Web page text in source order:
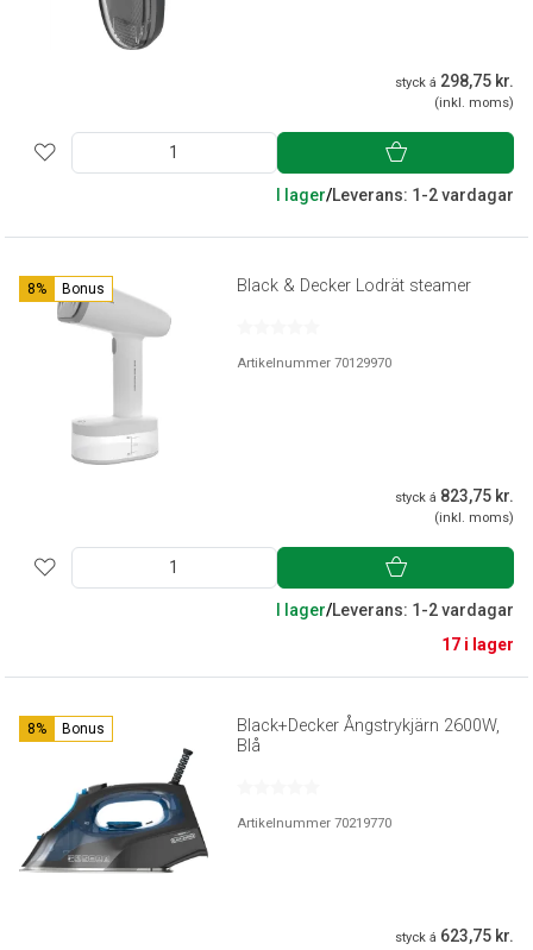
styck á 298,75 kr.
(inkl. moms)
I lager/Leverans: 1-2 vardagar
8% Bonus Black & Decker Lodrät steamer
Artikelnummer 70129970
styck á 823,75 kr.
(inkl. moms)
I lager/Leverans: 1-2 vardagar
17 i lager
8% Bonus
Black+Decker Ångstrykjärn 2600W,
Blå
Artikelnummer 70219770
styck á 623,75 kr.